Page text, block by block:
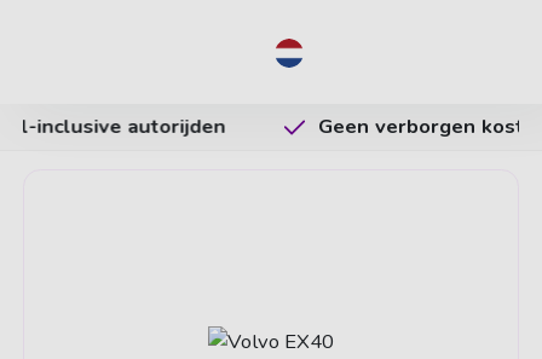
Geen verborgen kosten Vrijheid